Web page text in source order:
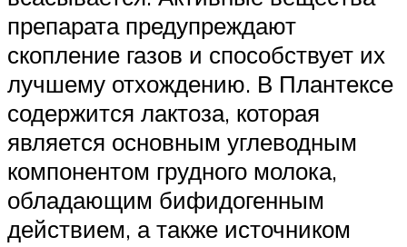
препарата предупреждают
скопление газов и способствует их
лучшему отхождению. В Плантексе
содержится лактоза, которая
является основным углеводным
компонентом грудного молока,
обладающим бифидогенным
действием, а также источником